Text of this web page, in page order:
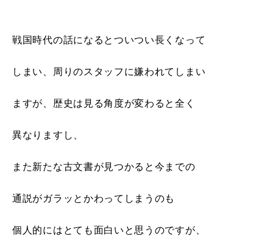
戦国時代の話になるとついつい長くなって
しまい、周りのスタッフに嫌われてしまい
ますが、歴史は見る角度が変わると全く
異なりますし、
また新たな古文書が見つかると今までの
通説がガラッとかわってしまうのも
個人的にはとても面白いと思うのですが、